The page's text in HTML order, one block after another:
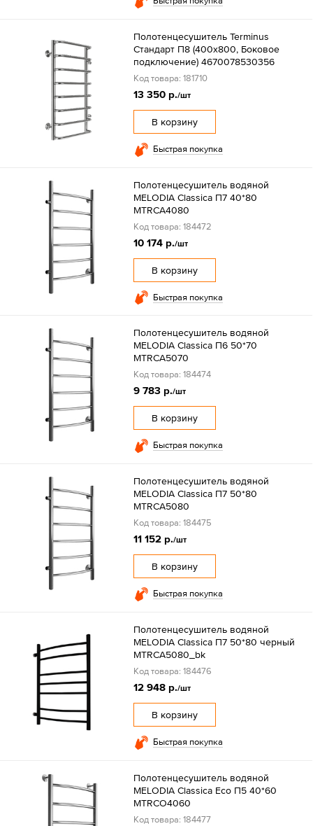
Полотенцесушитель Terminus
Стандарт П8 (400х800, Боковое
подключение) 4670078530356
Код товара: 181710
13 350 р./шт
В корзину
Быстрая покупка
Полотенцесушитель водяной
MELODIA Classica П7 40*80
MTRCA4080
Код товара: 184472
10 174 р./шт
В корзину
Быстрая покупка
Полотенцесушитель водяной
MELODIA Classica П6 50*70
MTRCA5070
Код товара: 184474
9 783 р./шт
В корзину
Быстрая покупка
Полотенцесушитель водяной
MELODIA Classica П7 50*80
MTRCA5080
Код товара: 184475
11 152 р./шт
В корзину
Быстрая покупка
Полотенцесушитель водяной
MELODIA Classica П7 50*80 черный
MTRCA5080_bk
Код товара: 184476
12 948 р./шт
В корзину
Быстрая покупка
Полотенцесушитель водяной
MELODIA Classica Eco П5 40*60
MTRCO4060
Код товара: 184477